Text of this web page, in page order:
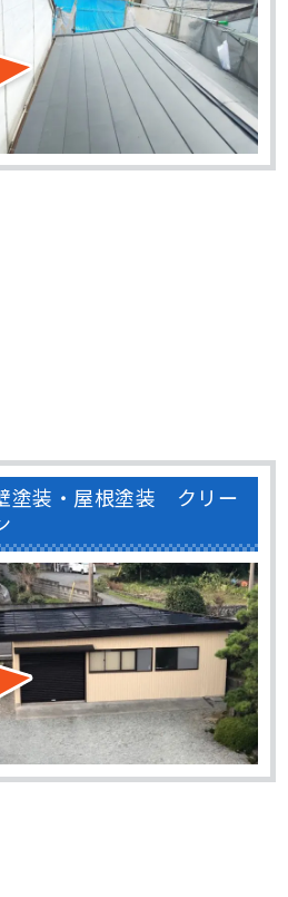
塗装・屋根塗装 クリー